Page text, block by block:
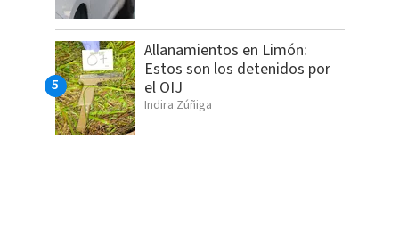
Allanamientos en Limón:
Estos son los detenidos por
el OIJ
Indira Zúñiga